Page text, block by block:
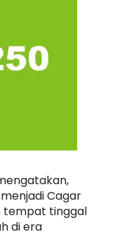
Cagar
tempat tinggal
di era